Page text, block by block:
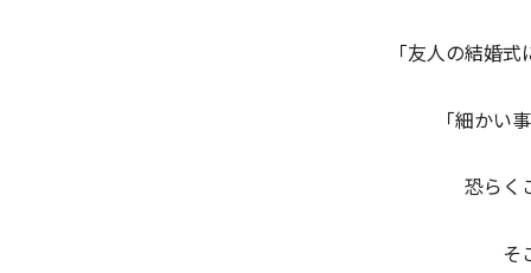
「友人の結婚
「細かい
恐らく
そ